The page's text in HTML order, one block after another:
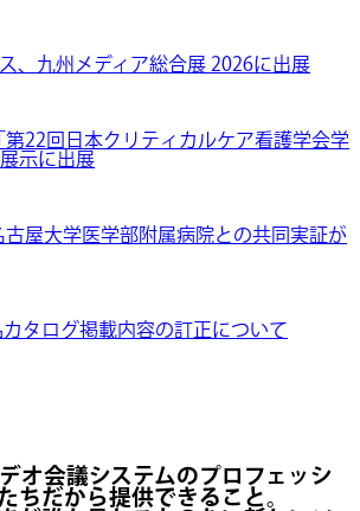
、九州メディア総合展 2026に出展
22回日本クリティカルケア看護学会学
示に出展
屋大学医学部附属病院との共同実証が
タログ掲載内容の訂正について
オ会議システムのプロフェッシ
ちだから提供できること。